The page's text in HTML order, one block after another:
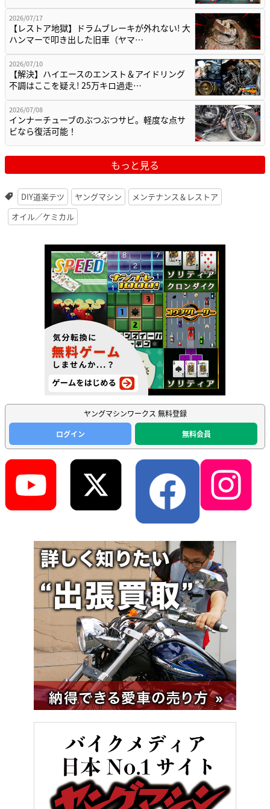
2026/07/17
【レストア地獄】ドラムブレーキが外れない! 大
ハンマーで叩き出した旧車（ヤマ…
2026/07/10
【解決】ハイエースのエンスト＆アイドリング
不調はここを疑え! 25万キロ過走…
2026/07/08
インナーチューブのぶつぶつサビ。軽度な点サ
ビなら復活可能！
もっと見る
DIY道楽テツ ヤングマシン
メンテナンス＆レストア
オイル／ケミカル
ヤングマシンワークス 無料登録
ログイン
無料会員